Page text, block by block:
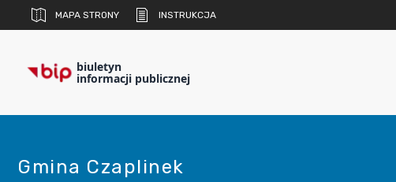
MAPA STRONY INSTRUKCJA
biuletyn
informacji publicznej
Gmina Czaplinek